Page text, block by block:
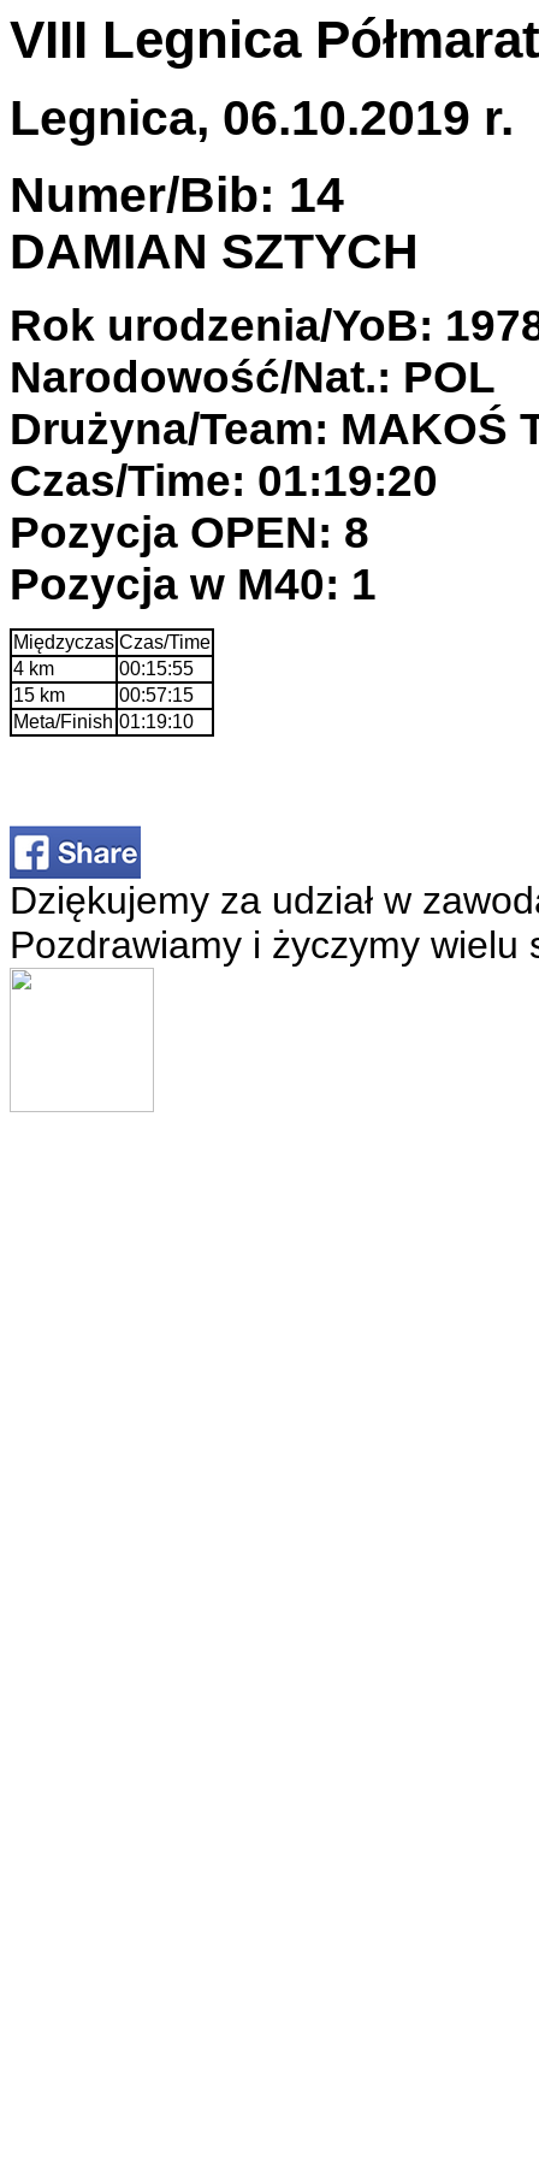
VIII Legnica
Legnica, 06.10.2019 r.
Numer/Bib: 14
DAMIAN SZTYCH
Rok urodzenia/YoB:
Narodowość/Nat.: POL
Drużyna/Team: MAKOŚ
Czas/Time: 01:19:20
Pozycja OPEN: 8
Pozycja w M40: 1
Międzyczas Czas/Time
4 km
00:15:55
15 km
00:57:15
Meta/Finish 01:19:10
Dziękujemy za udział w
Pozdrawiamy i życzymy wielu